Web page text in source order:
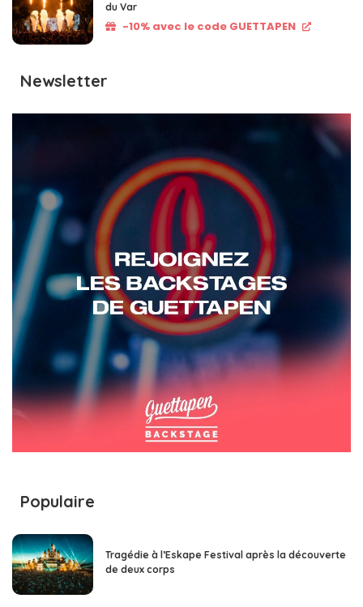
du Var
-10% avec le code GUETTAPEN
Newsletter
Populaire
Tragédie à l’Eskape Festival après la découverte
de deux corps